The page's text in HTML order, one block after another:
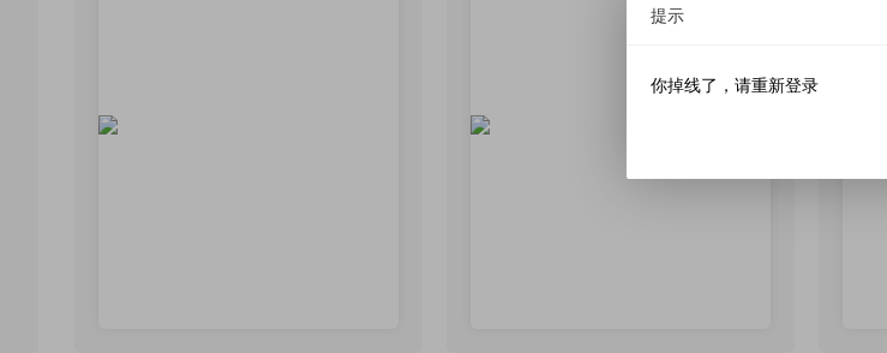
提示
你掉线了，请重新登录